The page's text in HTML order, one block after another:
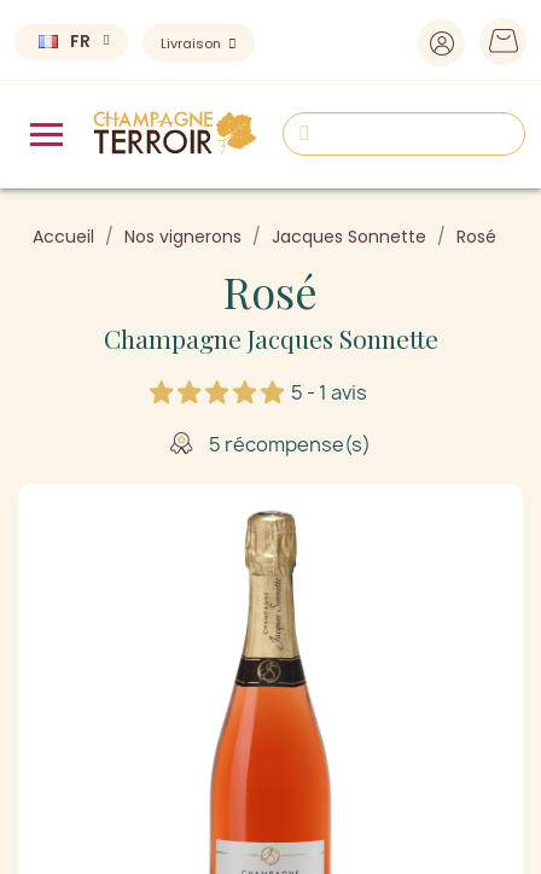
FR Livraison
Accueil Nos vignerons Jacques Sonnette Rosé
Rosé
Champagne Jacques Sonnette
5 - 1 avis
5 récompense(s)